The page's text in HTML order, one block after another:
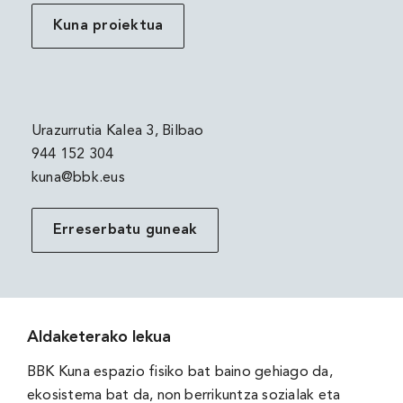
Kuna proiektua
Urazurrutia Kalea 3, Bilbao
944 152 304
kuna@bbk.eus
Erreserbatu guneak
Aldaketerako lekua
BBK Kuna espazio fisiko bat baino gehiago da,
ekosistema bat da, non berrikuntza sozialak eta